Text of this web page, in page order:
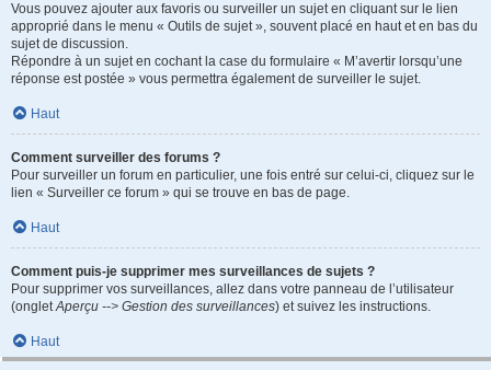
Vous pouvez ajouter aux favoris ou surveiller un sujet en cliquant sur le lien
approprié dans le menu « Outils de sujet », souvent placé en haut et en bas du
sujet de discussion.
Répondre à un sujet en cochant la case du formulaire « M’avertir lorsqu’une
réponse est postée » vous permettra également de surveiller le sujet.
Haut
Comment surveiller des forums ?
Pour surveiller un forum en particulier, une fois entré sur celui-ci, cliquez sur le
lien « Surveiller ce forum » qui se trouve en bas de page.
Haut
Comment puis-je supprimer mes surveillances de sujets ?
Pour supprimer vos surveillances, allez dans votre panneau de l’utilisateur
(ongletAperçu --> Gestion des surveillances) et suivez les instructions.
Haut